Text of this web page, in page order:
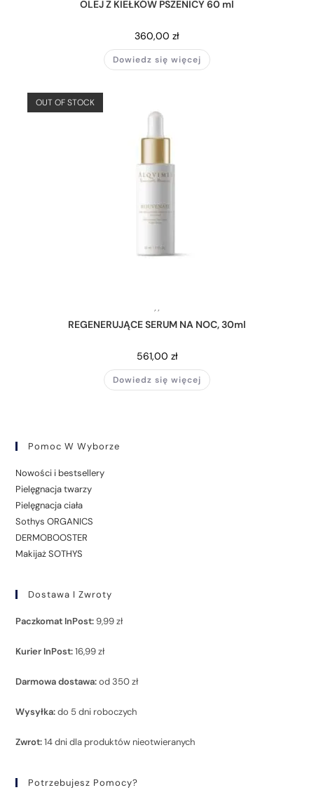
OLEJ Z KIEŁKÓW PSZENICY 60 ml
360,00 zł
Dowiedz się więcej
OUT OF STOCK
,,
REGENERUJĄCE SERUM NA NOC, 30ml
561,00 zł
Dowiedz się więcej
Pomoc W Wyborze
Nowości i bestsellery
Pielęgnacja twarzy
Pielęgnacja ciała
Sothys ORGANICS
DERMOBOOSTER
Makijaż SOTHYS
Dostawa I Zwroty
Paczkomat InPost:9,99 zł
Kurier InPost:16,99 zł
Darmowa dostawa:od 350 zł
Wysyłka:do 5 dni roboczych
Zwrot:14 dni dla produktów nieotwieranych
Potrzebujesz Pomocy?